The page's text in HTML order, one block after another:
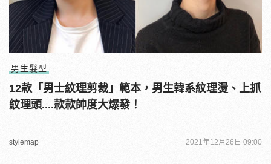
男生髮型
12款「男士紋理剪裁」範本，男生韓系紋理燙、上抓
紋理頭....款款帥度大爆發！
stylemap 2021年12月26日 09:00